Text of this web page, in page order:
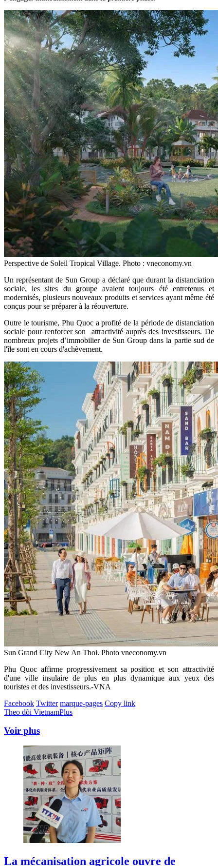
Perspective de Soleil Tropical Village. Photo : vneconomy.vn
Un représentant de Sun Group a déclaré que durant la distanciation
sociale, les sites du groupe avaient toujours été entretenus et
modernisés, plusieurs nouveaux produits et services ayant même été
conçus pour se préparer à la réouverture.
Outre le tourisme, Phu Quoc a profité de la période de distanciation
sociale pour renforcer son attractivité auprès des investisseurs. De
nombreux projets d’immobilier de Sun Group dans la partie sud de
l'île sont en cours d'achèvement.
Sun Grand City New An Thoi. Photo vneconomy.vn
Phu Quoc affirme progressivement sa position et son attractivité
d'une ville insulaire de plus en plus dynamique aux yeux des
touristes et des investisseurs.-VNA
Facebook Twitter marque-pages Copy link
Theo dõi VietnamPlus
Voir plus
La mécanisation agricole ouvre de